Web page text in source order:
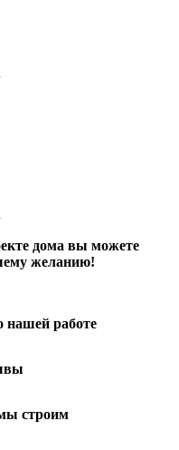
дома вы можете
желанию!
нашей работе
строим